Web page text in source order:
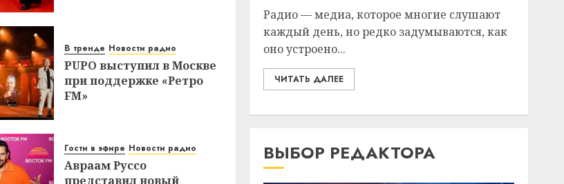
В тренде Новости радио
PUPO выступил в Москве
при поддержке «Ретро
FM»
Гости в эфире Новости радио
Авраам Руссо
представил новый
Радио — медиа, которое многие слушают
каждый день, но редко задумываются, как
оно устроено...
ЧИТАТЬ ДАЛЕЕ
ВЫБОР РЕДАКТОРА